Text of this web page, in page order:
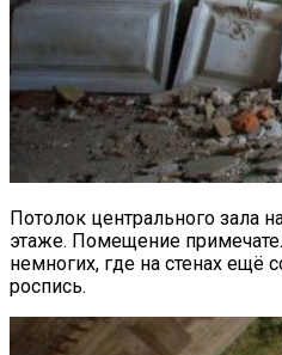
Потолок центрального зала
этаже. Помещение
немногих, где на стенах ещё
роспись.